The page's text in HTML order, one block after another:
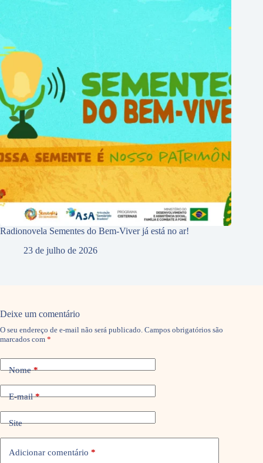
Radionovela Sementes do Bem-Viver já está no ar!
23 de julho de 2026
Deixe um comentário
O seu endereço de e-mail não será publicado. Campos obrigatórios são
marcados com *
Nome*
E-mail*
Site
Adicionar comentário *